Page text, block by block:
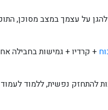
+ קרדיו + גמישות בחבילה
להתחזק נפשית, ללמוד